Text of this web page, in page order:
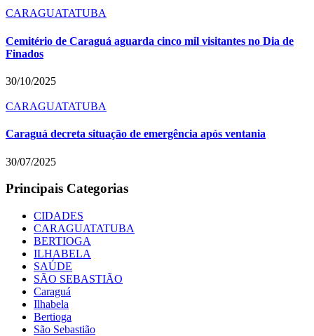
CARAGUATATUBA
Cemitério de Caraguá aguarda cinco mil visitantes no Dia de
Finados
30/10/2025
CARAGUATATUBA
Caraguá decreta situação de emergência após ventania
30/07/2025
Principais Categorias
CIDADES
CARAGUATATUBA
BERTIOGA
ILHABELA
SAÚDE
SÃO SEBASTIÃO
Caraguá
Ilhabela
Bertioga
São Sebastião